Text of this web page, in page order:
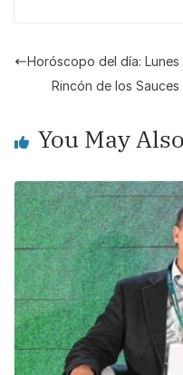
e
b
o
k
s
A
p
k
Horóscopo del día:
Rincón de los
You May